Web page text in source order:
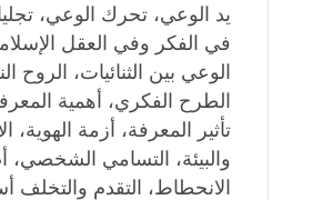
يد الوعي، تحرك الوعي،
في الفكر وفي العقل
الوعي بين الثنائيات، الروح
الطرح الفكري، أهمية
تأثير المعرفة، أزمة الهوية،
والبيئة، التسامي الشخصي،
الانحطاط، التقدم والتخلف